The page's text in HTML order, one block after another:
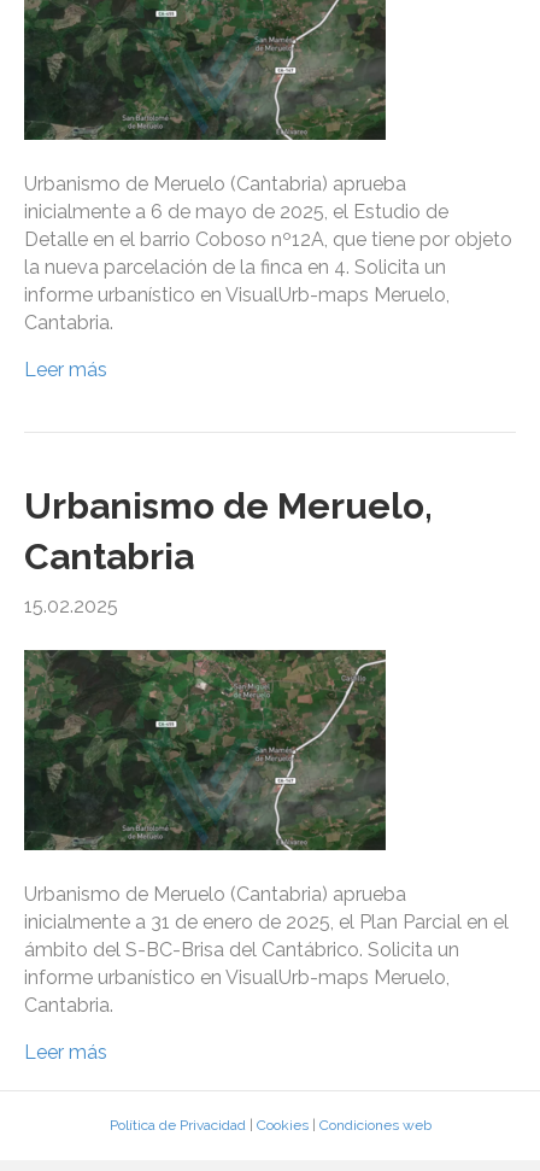
Urbanismo de Meruelo (Cantabria) aprueba
inicialmente a 6 de mayo de 2025, el Estudio de
Detalle en el barrio Coboso nº12A, que tiene por objeto
la nueva parcelación de la finca en 4. Solicita un
informe urbanístico en VisualUrb-maps Meruelo,
Cantabria.
Leer más
Urbanismo de Meruelo,
Cantabria
15.02.2025
Urbanismo de Meruelo (Cantabria) aprueba
inicialmente a 31 de enero de 2025, el Plan Parcial en el
ámbito del S-BC-Brisa del Cantábrico. Solicita un
informe urbanístico en VisualUrb-maps Meruelo,
Cantabria.
Leer más
Política de Privacidad| Cookies| Condiciones web